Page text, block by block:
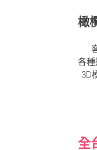
橄
各
3D
全